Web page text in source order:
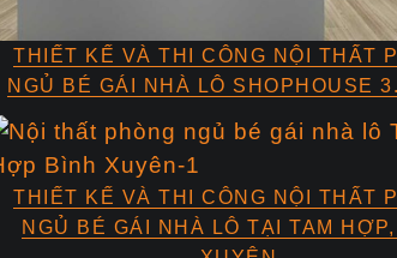
THIẾT KẾ VÀ THI CÔNG NỘI THẤT
NGỦ BÉ GÁI NHÀ LÔ SHOPHOUSE
THIẾT KẾ VÀ THI CÔNG NỘI THẤT
NGỦ BÉ GÁI NHÀ LÔ TẠI TAM HỢP,